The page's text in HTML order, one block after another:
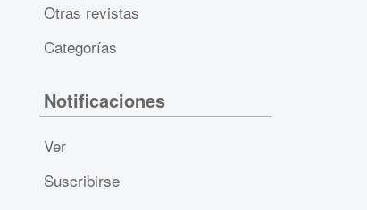
Otras revistas
Categorías
Notificaciones
Ver
Suscribirse